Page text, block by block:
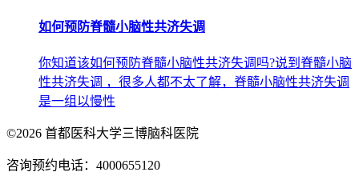
如何预防脊髓小脑性共济失调
你知道该如何预防脊髓小脑性共济失调吗?说到脊髓小脑
性共济失调 ，很多人都不太了解，脊髓小脑性共济失调
是一组以慢性
©2026 首都医科大学三博脑科医院
咨询预约电话：4000655120